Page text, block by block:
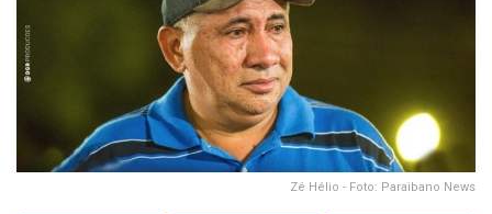
Zé Hélio - Foto: Paraibano News